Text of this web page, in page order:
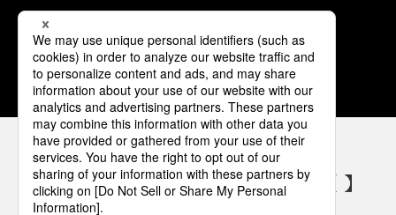
1 2 3 4 5
パナソニックの電気設備 SNSアカウント